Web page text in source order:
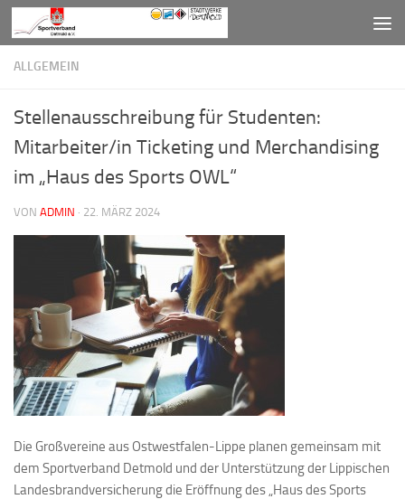
Zum Inhalt springen
ALLGEMEIN
Stellenausschreibung für Studenten:
Mitarbeiter/in Ticketing und Merchandising
im „Haus des Sports OWL“
VON ADMIN · 22. MÄRZ 2024
Die Großvereine aus Ostwestfalen-Lippe planen gemeinsam mit
dem Sportverband Detmold und der Unterstützung der Lippischen
Landesbrandversicherung die Eröffnung des „Haus des Sports